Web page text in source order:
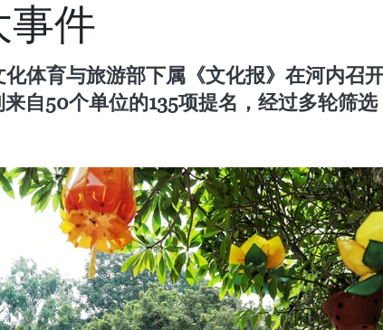
事件
化体育与旅游部下属《文化报》在河内
自50个单位的135项提名，经过多轮筛